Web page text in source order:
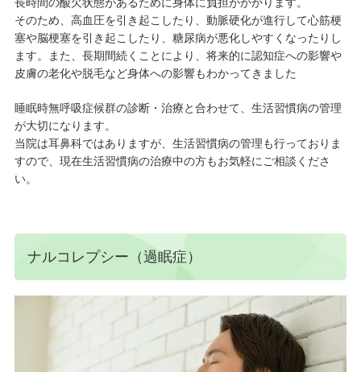
そのため、高血圧を引き起こしたり、動脈硬化が進行して心筋梗
塞や脳梗塞を引き起こしたり、糖尿病が悪化しやすくなったりし
ます。また、長期間続くことにより、将来的に認知症への影響や
皮膚の老化や脱毛など身体への影響もわかってきました
睡眠時無呼吸症候群の診断・治療と合わせて、生活習慣病の管理
が大切になります。
当院は耳鼻科ではありますが、生活習慣病の管理も行っておりま
すので、現在生活習慣病の治療中の方もお気軽にご相談くださ
い。
ナルコレプシー（過眠症）